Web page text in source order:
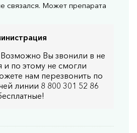
связался. Может препарата
Вы звонили в не
и по этому не смогли
нам перезвонить по
линии 8 800 301 52 86